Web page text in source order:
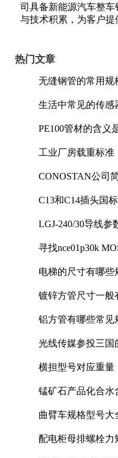
司具备新能源汽车整
与技术积累，为客户提
热门文章
无缝钢管的常用规
生活中常见的传感
PE100管材的含义
工业厂房载重标
CONOSTAN公司
C13和C14插头国
LGJ-240/30导线参
寻找nce01p30k
电梯的尺寸有哪些
镀锌方管尺寸一般
铝方管有哪些常见
光线传媒参投三国
横担型号对应重量
锰矿石产品化合水
曲臂车规格型号大
配电柜母排螺栓力